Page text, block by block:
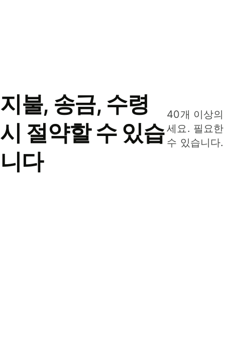
지불, 송금, 수령
시 절약할 수 있습
니다
40개 이상
세요. 필요
수 있습니다.